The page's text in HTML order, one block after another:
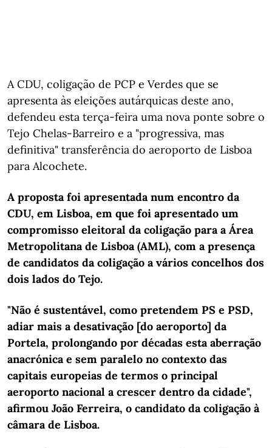
A CDU, coligação de PCP e Verdes que se
apresenta às eleições autárquicas deste ano,
defendeu esta terça-feira uma nova ponte sobre o
Tejo Chelas-Barreiro e a "progressiva, mas
definitiva" transferência do aeroporto de Lisboa
para Alcochete.
A proposta foi apresentada num encontro da
CDU, em Lisboa, em que foi apresentado um
compromisso eleitoral da coligação para a Área
Metropolitana de Lisboa (AML), com a presença
de candidatos da coligação a vários concelhos dos
dois lados do Tejo.
"Não é sustentável, como pretendem PS e PSD,
adiar mais a desativação [do aeroporto] da
Portela, prolongando por décadas esta aberração
anacrónica e sem paralelo no contexto das
capitais europeias de termos o principal
aeroporto nacional a crescer dentro da cidade",
afirmou João Ferreira, o candidato da coligação à
câmara de Lisboa.